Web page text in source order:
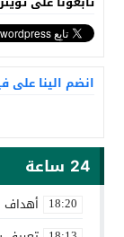
انضم الينا على
24 ساعة
18:20 أهداف